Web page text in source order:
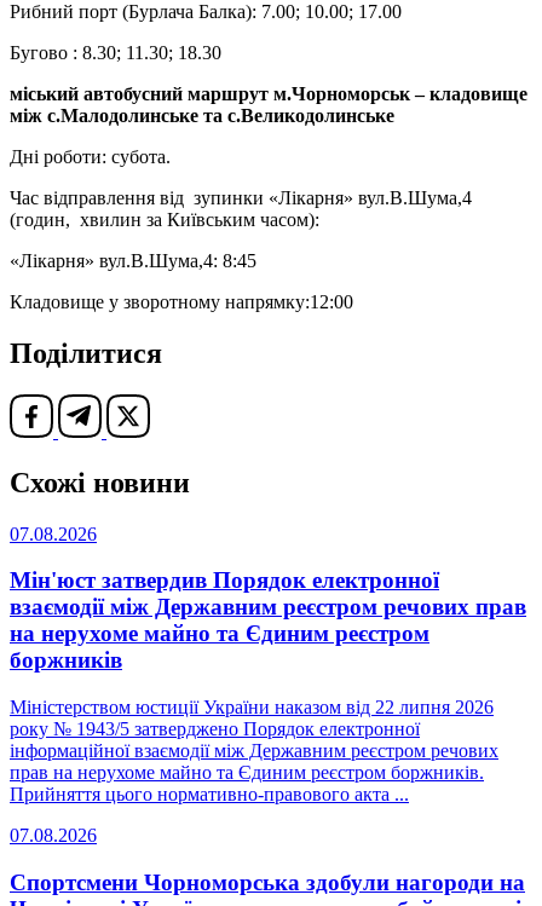
Рибний порт (Бурлача Балка): 7.00; 10.00; 17.00
Бугово : 8.30; 11.30; 18.30
міський автобусний маршрут м.Чорноморськ – кладовище
між с.Малодолинське та с.Великодолинське
Дні роботи: субота.
Час відправлення від зупинки «Лікарня» вул.В.Шума,4
(годин, хвилин за Київським часом):
«Лікарня» вул.В.Шума,4: 8:45
Кладовище у зворотному напрямку:12:00
Поділитися
Схожі новини
07.08.2026
Мін'юст затвердив Порядок електронної
взаємодії між Державним реєстром речових прав
на нерухоме майно та Єдиним реєстром
боржників
Міністерством юстиції України наказом від 22 липня 2026
року № 1943/5 затверджено Порядок електронної
інформаційної взаємодії між Державним реєстром речових
прав на нерухоме майно та Єдиним реєстром боржників.
Прийняття цього нормативно-правового акта ...
07.08.2026
Спортсмени Чорноморська здобули нагороди на